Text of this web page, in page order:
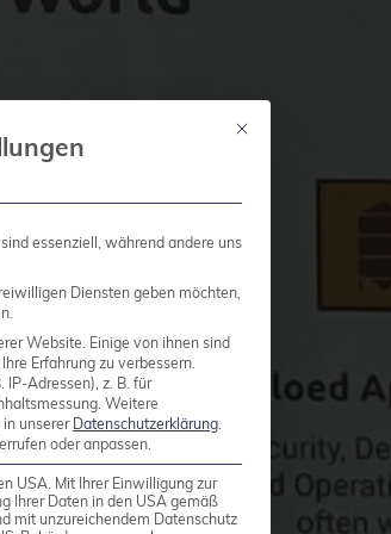
Mit diesem Button
essenziell, während andere uns
Diensten geben möchten,
Website. Einige von ihnen sind
Erfahrung zu verbessern.
IP-Adressen), z. B. für
Weitere
in unserer Datenschutzerklärung
oder anpassen.
USA. Mit Ihrer Einwilligung zur
Ihrer Daten in den USA gemäß
mit unzureichendem Datenschutz